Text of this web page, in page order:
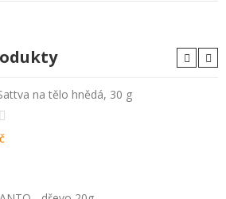
na tělo hnědá, 30 g